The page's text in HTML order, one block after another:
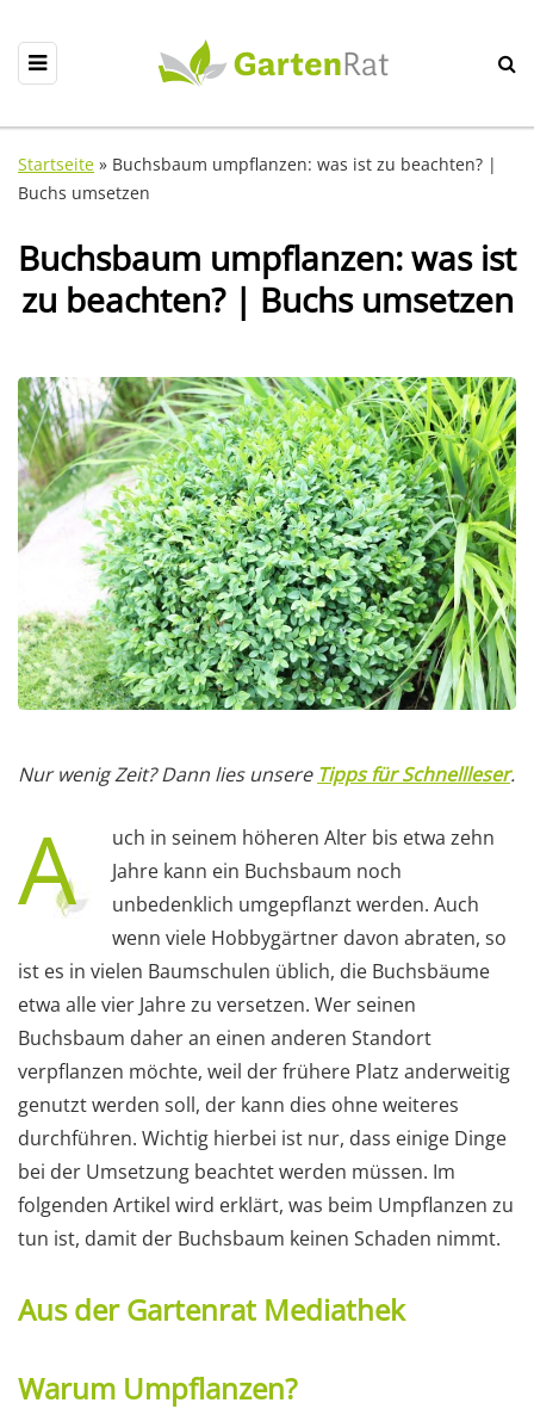
Startseite » Buchsbaum umpflanzen: was ist zu beachten? |
Buchs umsetzen
Buchsbaum umpflanzen: was ist
zu beachten? | Buchs umsetzen
Nur wenig Zeit? Dann lies unsere Tipps für Schnellleser.
A
uch in seinem höheren Alter bis etwa zehn
Jahre kann ein Buchsbaum noch
unbedenklich umgepflanzt werden. Auch
wenn viele Hobbygärtner davon abraten, so
ist es in vielen Baumschulen üblich, die Buchsbäume
etwa alle vier Jahre zu versetzen. Wer seinen
Buchsbaum daher an einen anderen Standort
verpflanzen möchte, weil der frühere Platz anderweitig
genutzt werden soll, der kann dies ohne weiteres
durchführen. Wichtig hierbei ist nur, dass einige Dinge
bei der Umsetzung beachtet werden müssen. Im
folgenden Artikel wird erklärt, was beim Umpflanzen zu
tun ist, damit der Buchsbaum keinen Schaden nimmt.
Aus der Gartenrat Mediathek
Warum Umpflanzen?